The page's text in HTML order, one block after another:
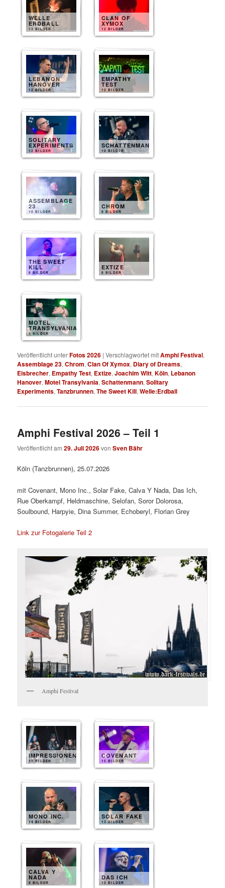
WELLE
ERDBALL
13 BILDER
CLAN OF
XYMOX
12 BILDER
LEBANON
HANOVER
12 BILDER
EMPATHY
TEST
12 BILDER
SOLITARY
EXPERIMENTS
12 BILDER
SCHATTENMANN
10 BILDER
ASSEMBLAGE
23
10 BILDER
CHROM
8 BILDER
THE SWEET
KILL
8 BILDER
EXTIZE
8 BILDER
MOTEL
TRANSYLVANIA
8 BILDER
Veröffentlicht unterFotos 2026 |Verschlagwortet mitAmphi Festival,
Assemblage 23,Chrom,Clan Of Xymox, Diary of Dreams,
Eisbrecher, Empathy Test, Extize,Joachim Witt,Köln, Lebanon
Hanover,Motel Transylvania,Schattenmann,Solitary
Experiments,Tanzbrunnen,The Sweet Kill,Welle:Erdball
Amphi Festival 2026 – Teil 1
Veröffentlicht am29. Juli 2026vonSven Bähr
Köln (Tanzbrunnen), 25.07.2026
mit Covenant, Mono Inc., Solar Fake, Calva Y Nada, Das Ich,
Rue Oberkampf, Heldmaschine, Selofan, Soror Dolorosa,
Soulbound, Harpyie, Dina Summer, Echoberyl, Florian Grey
Link zur Fotogalerie Teil 2
Amphi Festival
IMPRESSIONEN
12 BILDER
COVENANT
15 BILDER
MONO INC.
14 BILDER
SOLAR FAKE
13 BILDER
CALVA Y
NADA
9 BILDER
DAS ICH
12 BILDER